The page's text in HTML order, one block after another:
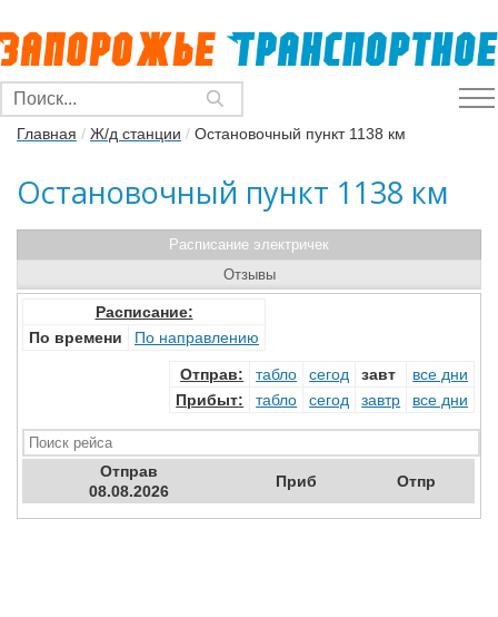
Главная / Ж/д станции / Остановочный пункт 1138 км
Остановочный пункт 1138 км
Расписание электричек
Расписание:
По времени
По направлению
Отправ: табло сегод завт
все дни
Прибыт: табло сегод завтр все дни
Отправ
08.08.2026
Приб Отпр
Отзывы